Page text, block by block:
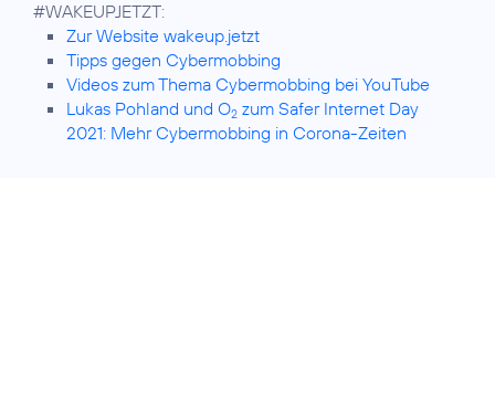
Zur Website wakeup.jetzt
Tipps gegen Cybermobbing
Videos zum Thema Cybermobbing bei YouTube
Lukas Pohland und O2 zum Safer Internet Day
2021: Mehr Cybermobbing in Corona-Zeiten